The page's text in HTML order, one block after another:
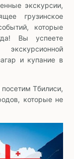
экскурсии,
грузинское
которые
Вы успеете
и купание в
Тбилиси,
которые не